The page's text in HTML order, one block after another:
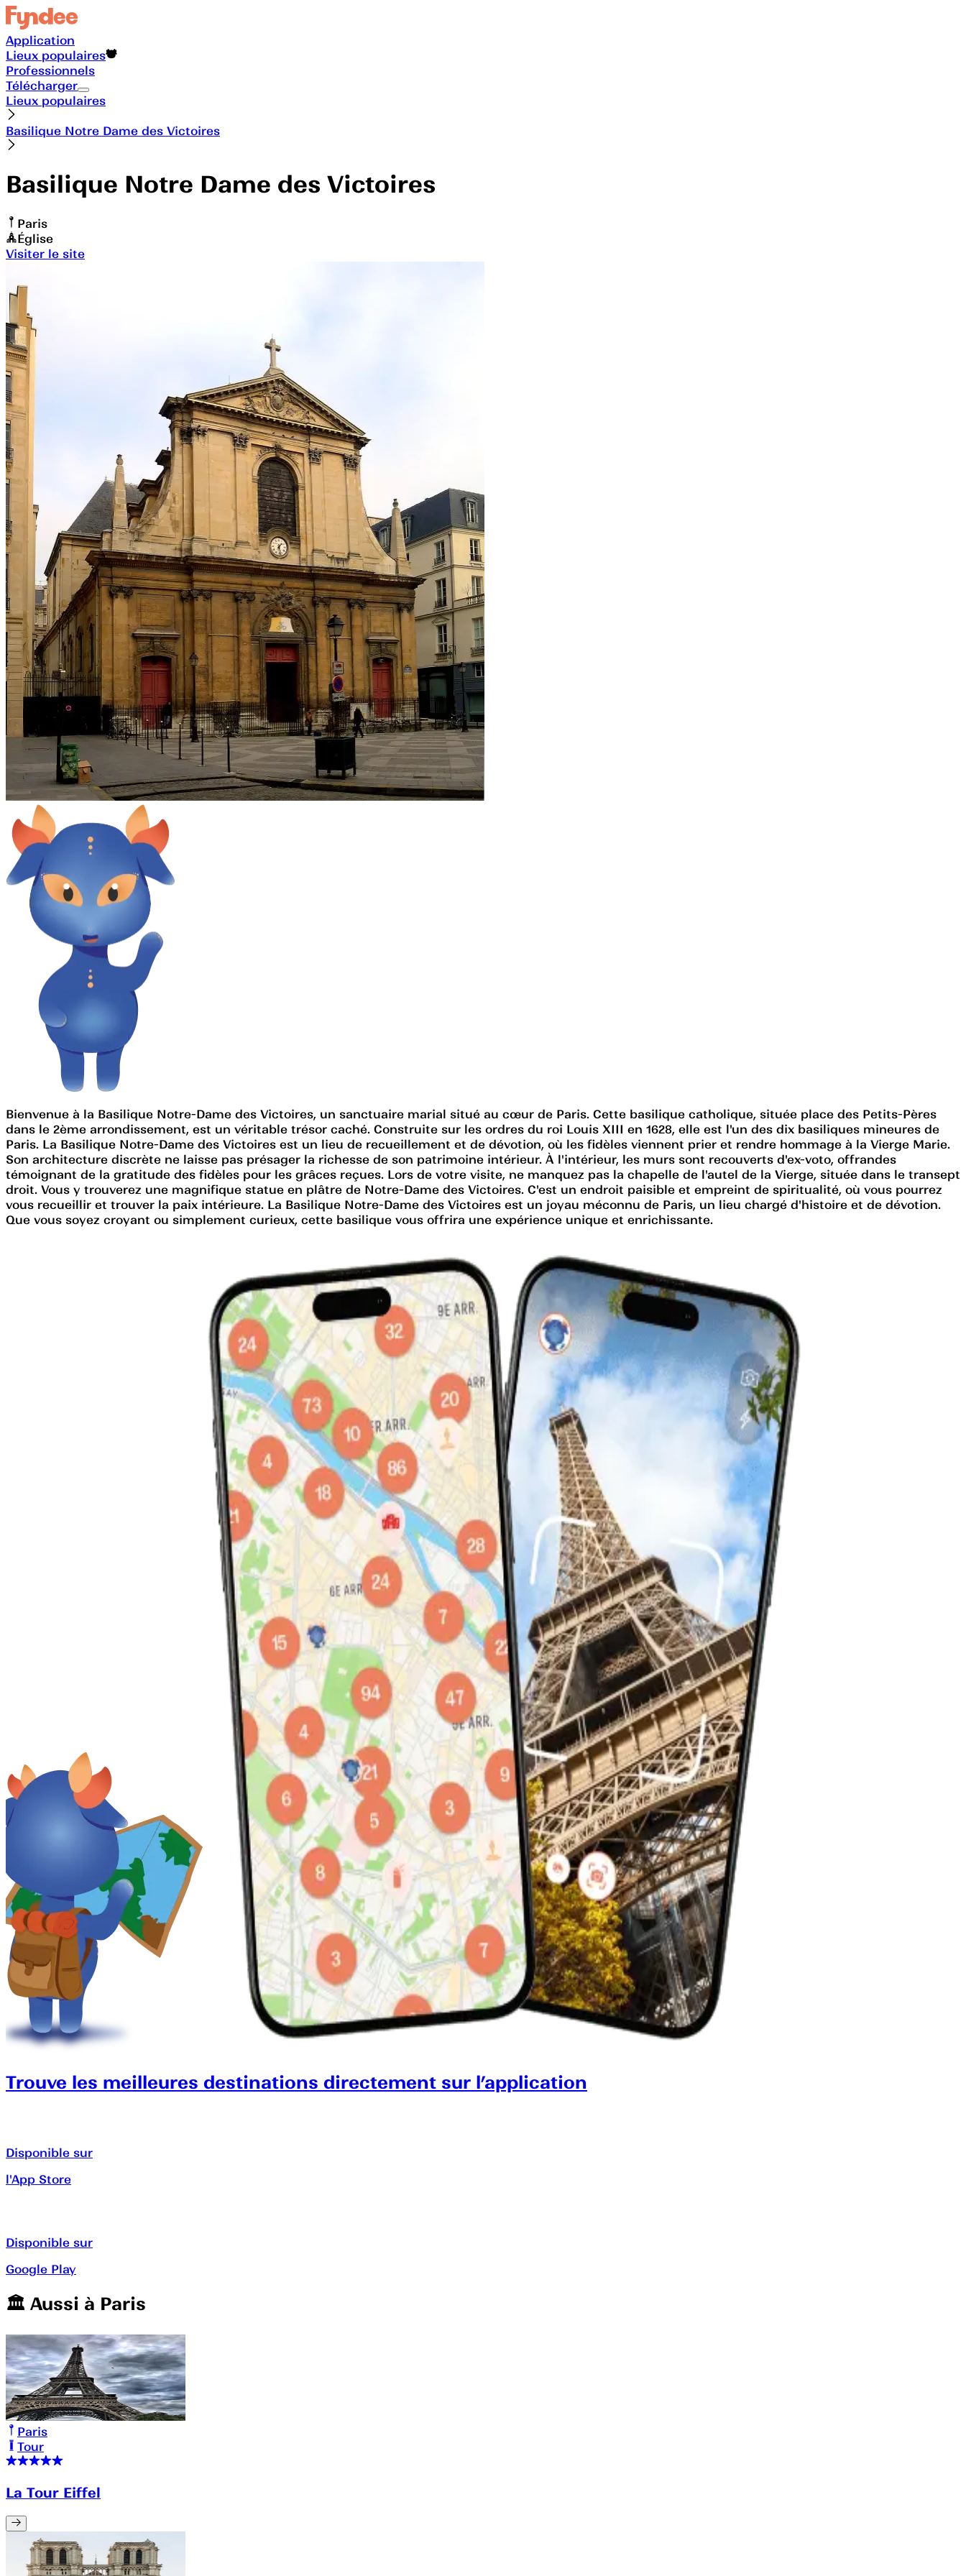
Application
Lieux populaires
Professionnels
Télécharger
Lieux populaires
Basilique Notre Dame des Victoires
Basilique Notre Dame des Victoires
Paris
Église
Visiter le site
Bienvenue à la Basilique Notre-Dame des Victoires, un sanctuaire marial situé au cœur de Paris. Cette basilique catholique, située place des Petits-Pères
dans le 2ème arrondissement, est un véritable trésor caché. Construite sur les ordres du roi Louis XIII en 1628, elle est l'un des dix basiliques mineures de
Paris. La Basilique Notre-Dame des Victoires est un lieu de recueillement et de dévotion, où les fidèles viennent prier et rendre hommage à la Vierge Marie.
Son architecture discrète ne laisse pas présager la richesse de son patrimoine intérieur. À l'intérieur, les murs sont recouverts d'ex-voto, offrandes
témoignant de la gratitude des fidèles pour les grâces reçues. Lors de votre visite, ne manquez pas la chapelle de l'autel de la Vierge, située dans le transept
droit. Vous y trouverez une magnifique statue en plâtre de Notre-Dame des Victoires. C'est un endroit paisible et empreint de spiritualité, où vous pourrez
vous recueillir et trouver la paix intérieure. La Basilique Notre-Dame des Victoires est un joyau méconnu de Paris, un lieu chargé d'histoire et de dévotion.
Que vous soyez croyant ou simplement curieux, cette basilique vous offrira une expérience unique et enrichissante.
Trouve les meilleures destinations directement sur l’application
Disponible sur
l'App Store
Disponible sur
Google Play
🏛️️ Aussi à Paris
Paris
Tour
La Tour Eiffel